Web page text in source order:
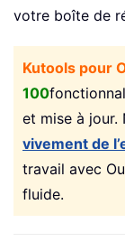
votre boîte de
Kutools pour
100
et mise à jour.
vivement de
travail avec
fluide.